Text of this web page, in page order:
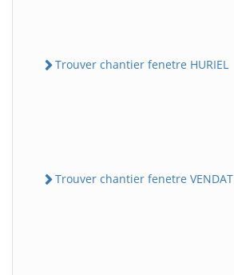
Trouver chantier fenetre HURIEL
Trouver chantier fenetre VENDAT